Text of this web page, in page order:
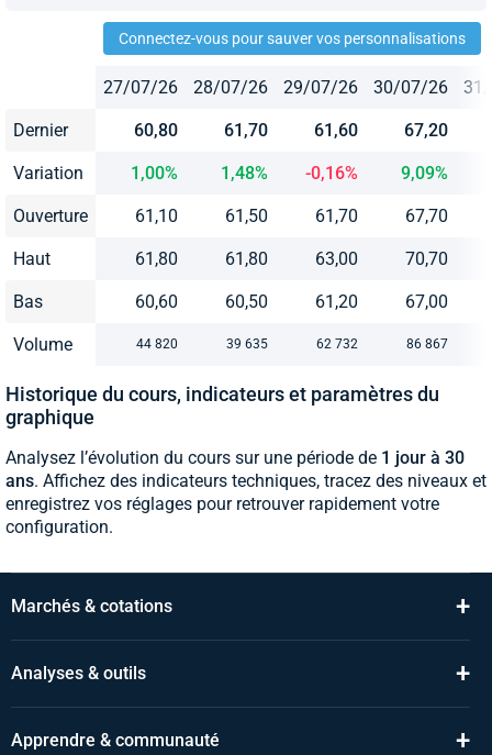
Connectez-vous pour sauver vos personnalisations
27/07/26 28/07/26 29/07/26 30/07/26
Dernier 60,80 61,70 61,60 67,20
Variation 1,00% 1,48% -0,16% 9,09%
Ouverture 61,10 61,50 61,70 67,70
Haut 61,80 61,80 63,00 70,70
Bas 60,60 60,50 61,20 67,00
Volume 44 820 39 635 62 732 86 867
Historique du cours, indicateurs et paramètres du
graphique
Analysez l’évolution du cours sur une période de 1 jour à 30
ans. Affichez des indicateurs techniques, tracez des niveaux et
enregistrez vos réglages pour retrouver rapidement votre
configuration.
Marchés & cotations +
Analyses & outils +
Apprendre & communauté +